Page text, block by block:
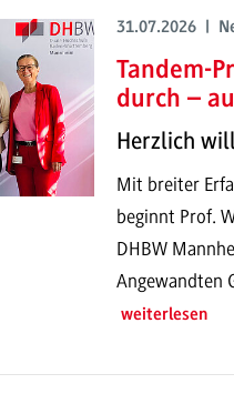
31.07.2026 |
Tandem-
durch –
Herzlich
Mit breiter
beginnt Prof.
DHBW
Angewandten
weiterlesen